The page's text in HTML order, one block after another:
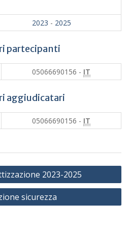
2023 - 2025
partecipanti
05066690156 - IT
aggiudicatari
05066690156 - IT
2023-2025
sicurezza